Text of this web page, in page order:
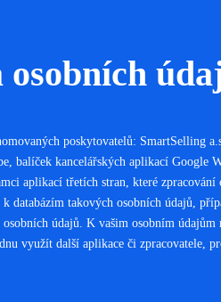
osobních
poskytovatelů: SmartSelling
balíček kancelářských aplikací Google
aplikací třetích stran, které
databázím takových osobních údajů,
údajů. K vašim osobním
využít další aplikace či zpracovatele,